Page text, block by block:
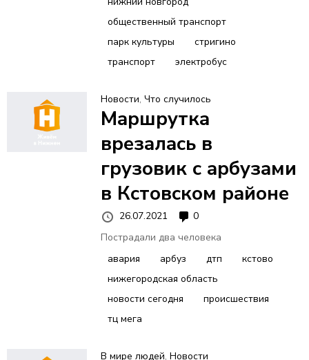
общественный транспорт
парк культуры
стригино
транспорт
электробус
Новости, Что случилось
Маршрутка
врезалась в
грузовик с арбузами
в Кстовском районе
26.07.2021
0
Пострадали два человека
авария
арбуз дтп
кстово
нижегородская область
новости сегодня
происшествия
тц мега
В мире людей, Новости